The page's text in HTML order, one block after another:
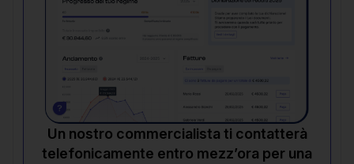
Un nostro commercialista ti contatterà
telefonicamente entro mezz’ora per una